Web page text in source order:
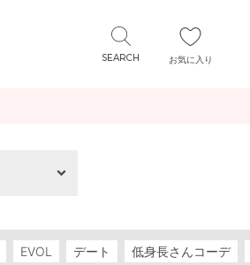
お気に入り
EVOL デート 低身長さんコーデ